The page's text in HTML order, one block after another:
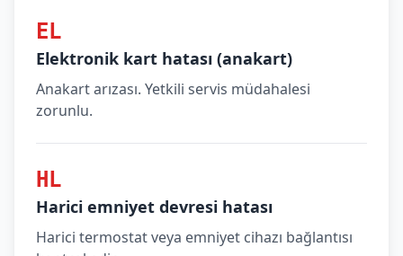
EL
Elektronik kart hatası (anakart)
Anakart arızası. Yetkili servis müdahalesi
zorunlu.
HL
Harici emniyet devresi hatası
Harici termostat veya emniyet cihazı bağlantısı